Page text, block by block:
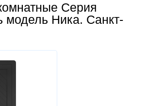
Серия
модель Ника. Санкт-